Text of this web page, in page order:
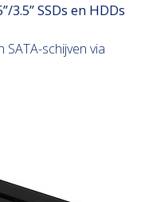
SSDs en HDDs
SATA-schijven via